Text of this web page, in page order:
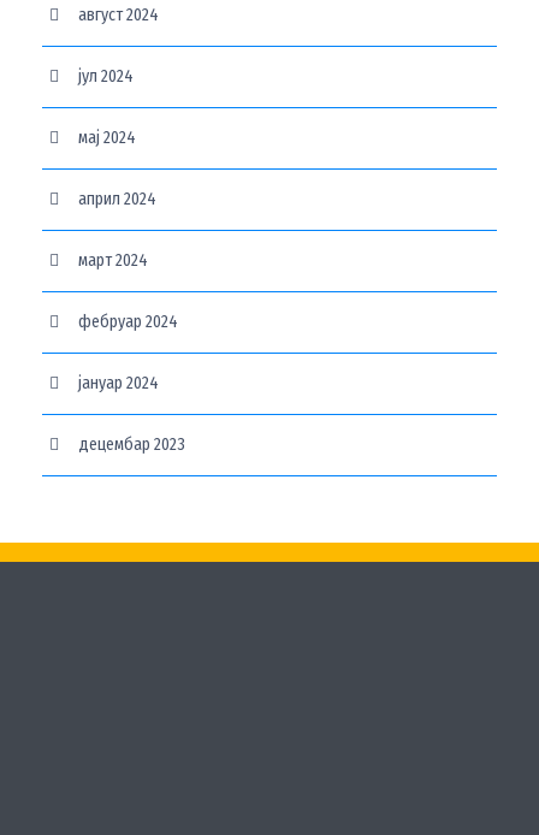
август 2024
јул 2024
мај 2024
април 2024
март 2024
фебруар 2024
јануар 2024
децембар 2023